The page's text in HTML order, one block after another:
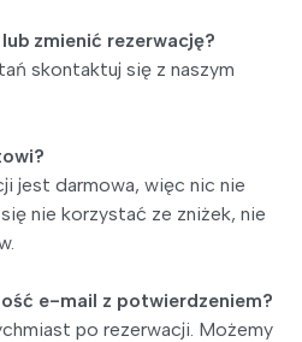
zmienić rezerwację?
skontaktuj się z naszym
jest darmowa, więc nic nie
nie korzystać ze zniżek, nie
e-mail z potwierdzeniem?
po rezerwacji. Możemy